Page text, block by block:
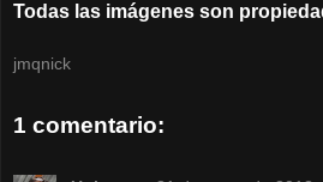
Todas las imágenes son
jmqnick
1 comentario: